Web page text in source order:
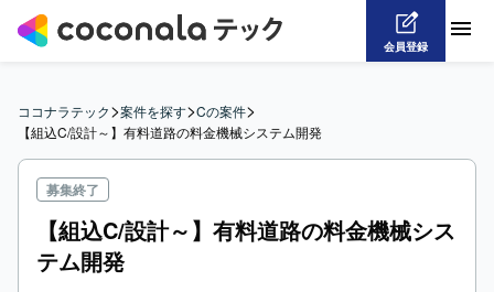
会員登録
ココナラテック>案件を探す>Cの案件>
【組込C/設計～】有料道路の料金機械システム開発
募集終了
【組込C/設計～】有料道路の料金機械シス
テム開発